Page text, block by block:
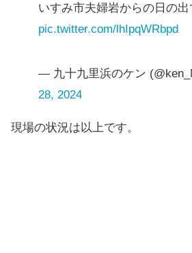
いすみ市夫婦岩からの日の出
pic.twitter.com/lhIpqWRbpd
— 九十九里浜のケン
28, 2024
現場の状況は以上です。